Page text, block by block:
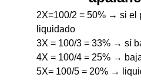
2X=100/2 = 50% → si el
liquidado
3X = 100/3 = 33% → sí
4X = 100/4 = 25% →
5X= 100/5 = 20% →